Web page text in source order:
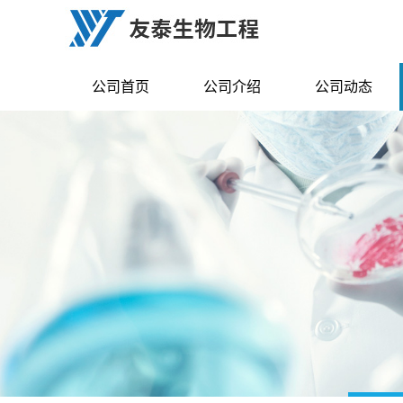
公司首页 公司介绍 公司动态